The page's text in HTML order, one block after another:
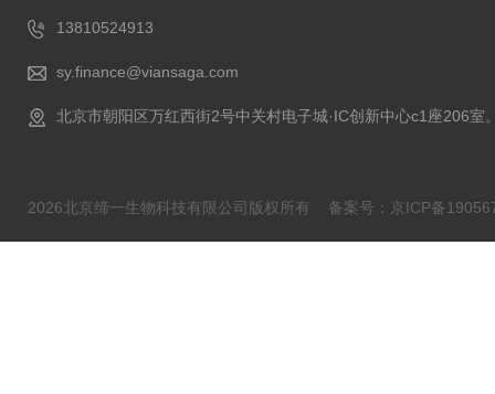
13810524913
sy.finance@viansaga.com
北京市朝阳区万红西街2号中关村电子城·IC创新中心c1座206室
2026北京缔一生物科技有限公司版权所有 备案号：京ICP备